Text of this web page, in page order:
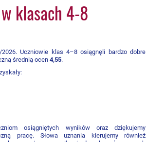
klasach 4-8
Uczniowie klas 4–8 osiągnęli bardzo dobre
średnią ocen4,55.
osiągniętych wyników oraz dziękujemy
pracę. Słowa uznania kierujemy również